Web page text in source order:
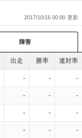
2017/10/16 00:00
障害
出走 勝率 連対率
- - -
- - -
- - -
- - -